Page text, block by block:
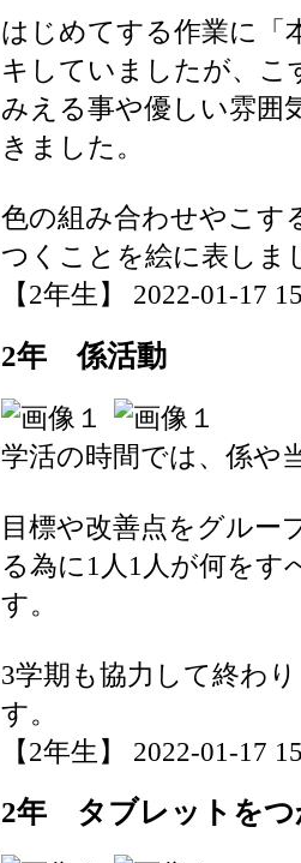
はじめてする作業に「
キしていましたが、
みえる事や優しい雰囲
きました。
色の組み合わせやこす
つくことを絵に表しま
【2年生】 2022-01-17
2年 係活動
学活の時間では、係や
目標や改善点をグルー
る為に1人1人が何をす
す。
3学期も協力して終わ
す。
【2年生】 2022-01-17
2年 タブレットをつ